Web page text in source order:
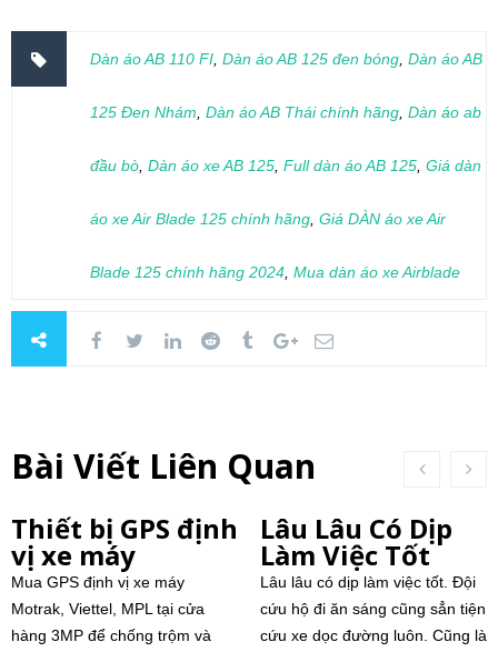
Dàn áo AB 110 FI, Dàn áo AB 125 đen bóng, Dàn áo AB
125 Đen Nhám, Dàn áo AB Thái chính hãng, Dàn áo ab
đầu bò, Dàn áo xe AB 125, Full dàn áo AB 125, Giá dàn
áo xe Air Blade 125 chính hãng, Giá DÀN áo xe Air
Blade 125 chính hãng 2024, Mua dàn áo xe Airblade
Bài Viết Liên Quan
Thiết bị GPS định
vị xe máy
Mua GPS định vị xe máy
Motrak, Viettel, MPL tại cửa
hàng 3MP để chống trộm và
Lâu Lâu Có Dịp
Làm Việc Tốt
Lâu lâu có dịp làm việc tốt. Đội
cứu hộ đi ăn sáng cũng sẳn tiện
cứu xe dọc đường luôn. Cũng là